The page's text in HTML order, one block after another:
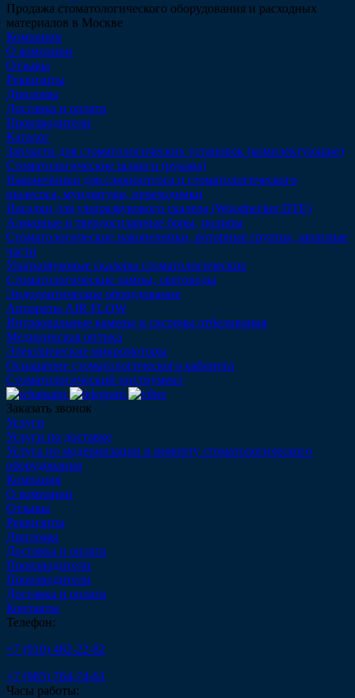
Продажа стоматологического оборудования и расходных
материалов в Москве
Компания
О компании
Отзывы
Реквизиты
Дипломы
Доставка и оплата
Производители
Каталог
Запчасти для стоматологических установок (комплектующие)
Стоматологические шланги (рукава)
Наконечники для слюноотсоса и стоматологического
пылесоса, мундштуки, переходники
Насадки для ультразвукового скалера (Woodpecker DTE)
Алмазные и твердосплавные боры, полиры
Стоматологические наконечники, роторные группы, запасные
части
Ультразвуковые скалеры стоматологические
Стоматологические лампы, световоды
Эндодонтическое оборудование
Аппараты AIR FLOW
Интраоральные камеры и системы отбеливания
Медицинская оптика
Электрические микромоторы
Оснащение стоматологического кабинета
Стоматологический инструмент
Заказать звонок
Услуги
Услуги по доставке
Услуга по модернизации и ремонту стоматологического
оборудования
Компания
О компании
Отзывы
Реквизиты
Дипломы
Доставка и оплата
Производители
Производители
Доставка и оплата
Контакты
Телефон:
+7 (910) 482-22-82
+7 (985) 764-74-61
Часы работы: